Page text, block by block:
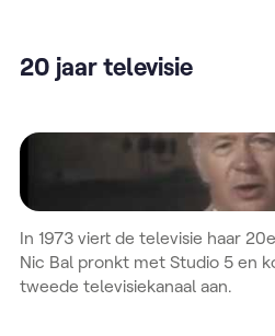
20 jaar televisie
Video
In 1973 viert de televisie haar
Nic Bal pronkt met Studio 5 en
tweede televisiekanaal aan.